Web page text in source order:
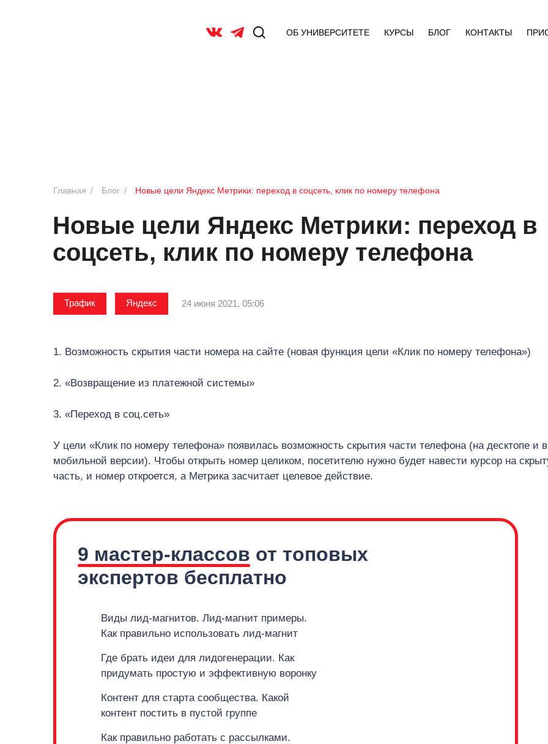
ОБ УНИВЕРСИТЕТЕ КУРСЫ БЛОГ КОНТАКТЫ
Главная / Блог / Новые цели Яндекс Метрики: переход в соцсеть, клик по номеру телефона
Новые цели Яндекс Метрики: переход в
соцсеть, клик по номеру телефона
Трафик Яндекс 24 июня 2021, 05:06
1. Возможность скрытия части номера на сайте (новая функция цели «Клик по номеру телефона»)
2. «Возвращение из платежной системы»
3. «Переход в соц.сеть»
У цели «Клик по номеру телефона» появилась возможность скрытия части телефона (на десктопе и в
мобильной версии). Чтобы открыть номер целиком, посетителю нужно будет навести курсор на
часть, и номер откроется, а Метрика засчитает целевое действие.
9 мастер-классов от топовых
экспертов бесплатно
Виды лид-магнитов. Лид-магнит примеры.
Как правильно использовать лид-магнит
Где брать идеи для лидогенерации. Как
придумать простую и эффективную воронку
Контент для старта сообщества. Какой
контент постить в пустой группе
Как правильно работать с рассылками.